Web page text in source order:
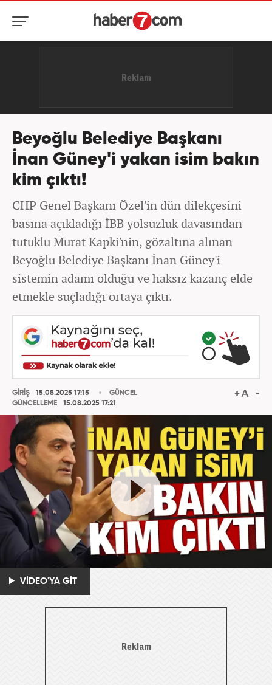
Beyoğlu Belediye Başkanı
İnan Güney'i yakan isim bakın
kim çıktı!
CHP Genel Başkanı Özel'in dün dilekçesini
basına açıkladığı İBB yolsuzluk davasından
tutuklu Murat Kapki'nin, gözaltına alınan
Beyoğlu Belediye Başkanı İnan Güney'i
sistemin adamı olduğu ve haksız kazanç elde
etmekle suçladığı ortaya çıktı.
GİRİŞ
15.08.2025 17:15
GÜNCELLEME
15.08.2025 17:21
GÜNCEL
VİDEO'YA GİT